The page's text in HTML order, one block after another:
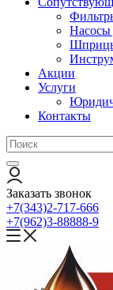
Насосы
Акции
Услуги
Контакты
Заказать звонок
+7(343)2-717-666
+7(962)3-88888-9